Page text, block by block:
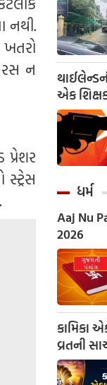
નથી.
રસ ન
એક
ધર્મ
Aaj Nu
2026
કામિકા
વ્રતની
શુભ મુહૂર્ત